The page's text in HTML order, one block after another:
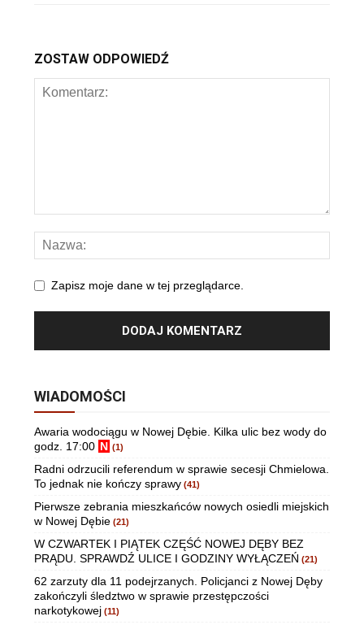
ZOSTAW ODPOWIEDŹ
Zapisz moje dane w tej przeglądarce.
WIADOMOŚCI
Awaria wodociągu w Nowej Dębie. Kilka ulic bez wody do
godz. 17:00 N (1)
Radni odrzucili referendum w sprawie secesji Chmielowa.
To jednak nie kończy sprawy (41)
Pierwsze zebrania mieszkańców nowych osiedli miejskich
w Nowej Dębie (21)
W CZWARTEK I PIĄTEK CZĘŚĆ NOWEJ DĘBY BEZ
PRĄDU. SPRAWDŹ ULICE I GODZINY WYŁĄCZEŃ (21)
62 zarzuty dla 11 podejrzanych. Policjanci z Nowej Dęby
zakończyli śledztwo w sprawie przestępczości
narkotykowej (11)